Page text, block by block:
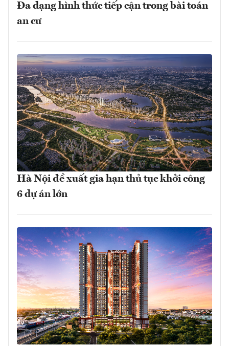
Đa dạng hình thức tiếp cận trong bài toán
an cư
Hà Nội đề xuất gia hạn thủ tục khởi công
6 dự án lớn